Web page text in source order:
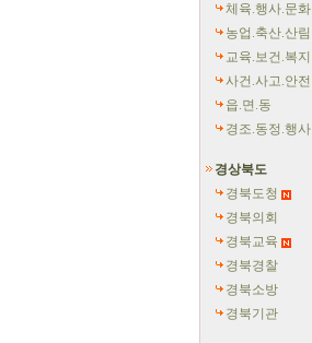
체육.행사.문화
농업.축산.산림
교육.보건.복지
사건.사고.안전
읍.면.동
경조.동정.행사
경상북도
경북도청
경북의회
경북교육
경북경찰
경북소방
경북기관